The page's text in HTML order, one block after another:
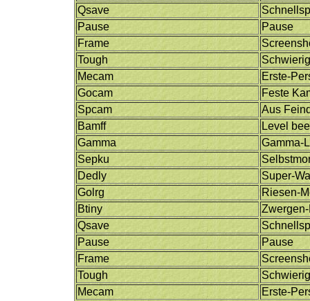
Qsave
Pause
Pause
Frame
Tough
Mecam
Erste-
Gocam
Feste
Spcam
Aus
Bamff
Level
Gamma
Gamma-
Sepku
Dedly
Super-
Golrg
Riesen-
Btiny
Qsave
Pause
Pause
Frame
Tough
Mecam
Erste-